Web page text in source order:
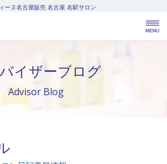
ーヌ名古屋販売 名古屋 名駅サロン
イザーブログ
Advisor Blog